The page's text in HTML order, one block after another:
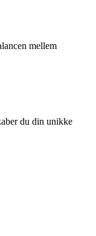
mellem
du din unikke